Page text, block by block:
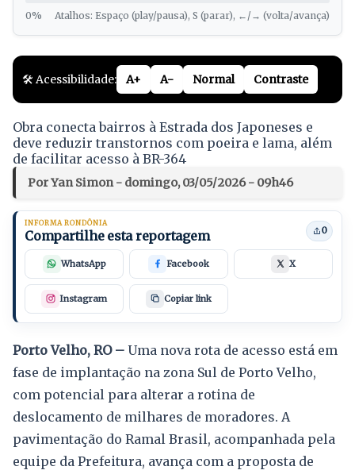
0% Atalhos: Espaço (play/pausa), S (parar), ←/→ (volta/avança)
🛠️ Acessibilidade: A+ A- Normal Contraste
Obra conecta bairros à Estrada dos Japoneses e
deve reduzir transtornos com poeira e lama, além
de facilitar acesso à BR-364
Por Yan Simon - domingo, 03/05/2026 - 09h46
INFORMA RONDÔNIA
Compartilhe esta reportagem 0
WhatsApp Facebook X
Instagram Copiar link
Porto Velho, RO – Uma nova rota de acesso está em
fase de implantação na zona Sul de Porto Velho,
com potencial para alterar a rotina de
deslocamento de milhares de moradores. A
pavimentação do Ramal Brasil, acompanhada pela
equipe da Prefeitura, avança com a proposta de